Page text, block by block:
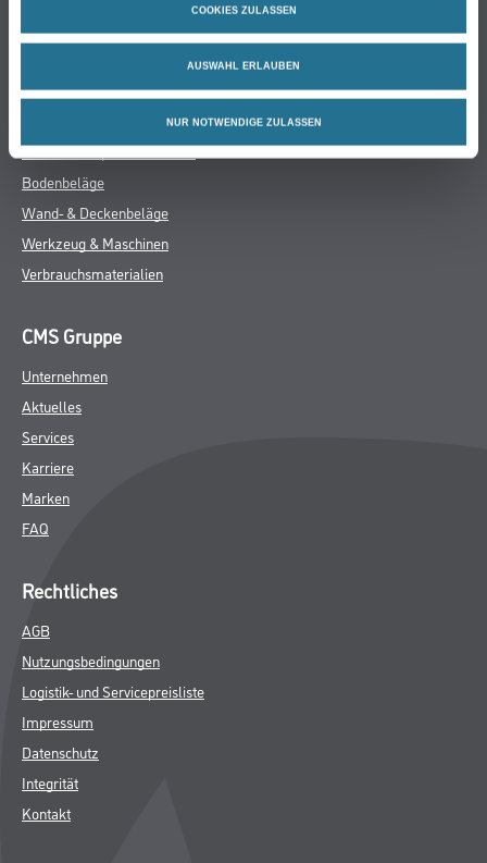
COOKIES ZULASSEN
AUSWAHL ERLAUBEN
NUR NOTWENDIGE ZULASSEN
WDV-Systeme
Putze- und Spachtelmassen
Bodenbeläge
Wand- & Deckenbeläge
Werkzeug & Maschinen
Verbrauchsmaterialien
CMS Gruppe
Unternehmen
Aktuelles
Services
Karriere
Marken
FAQ
Rechtliches
AGB
Nutzungsbedingungen
Logistik- und Servicepreisliste
Impressum
Datenschutz
Integrität
Kontakt